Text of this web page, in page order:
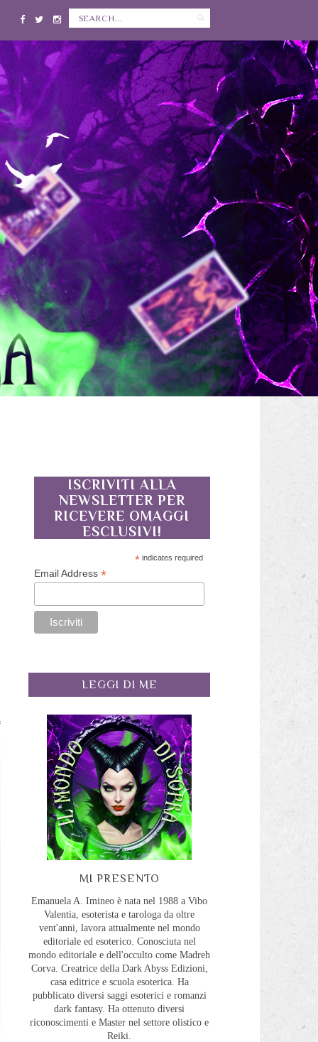
ISCRIVITI ALLA
NEWSLETTER PER
RICEVERE OMAGGI
ESCLUSIVI!
* indicates required
Email Address *
LEGGI DI ME
MI PRESENTO
Emanuela A. Imineo è nata nel 1988 a Vibo
Valentia, esoterista e tarologa da oltre
vent'anni, lavora attualmente nel mondo
editoriale ed esoterico. Conosciuta nel
mondo editoriale e dell'occulto come Madreh
Corva. Creatrice della Dark Abyss Edizioni,
casa editrice e scuola esoterica. Ha
pubblicato diversi saggi esoterici e romanzi
dark fantasy. Ha ottenuto diversi
riconoscimenti e Master nel settore olistico e
Reiki.